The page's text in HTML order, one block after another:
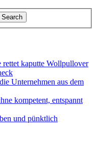
Search
kaputte Wollpullover
Unternehmen aus dem
kompetent, entspannt
und pünktlich